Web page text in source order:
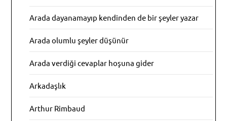
Arada dayanamayıp kendinden de bir şeyler yazar
Arada olumlu şeyler düşünür
Arada verdiği cevaplar hoşuna gider
Arkadaşlık
Arthur Rimbaud